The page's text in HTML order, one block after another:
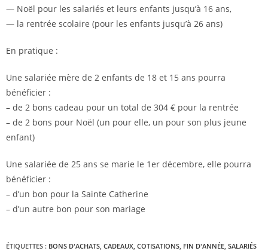
— Noël pour les salariés et leurs enfants jusqu’à 16 ans,
— la rentrée scolaire (pour les enfants jusqu’à 26 ans)
En pratique :
Une salariée mère de 2 enfants de 18 et 15 ans pourra
bénéficier :
– de 2 bons cadeau pour un total de 304 € pour la rentrée
– de 2 bons pour Noël (un pour elle, un pour son plus jeune
enfant)
Une salariée de 25 ans se marie le 1er décembre, elle pourra
bénéficier :
– d’un bon pour la Sainte Catherine
– d’un autre bon pour son mariage
ÉTIQUETTES : BONS D'ACHATS, CADEAUX, COTISATIONS, FIN D'ANNÉE, SALARIÉS